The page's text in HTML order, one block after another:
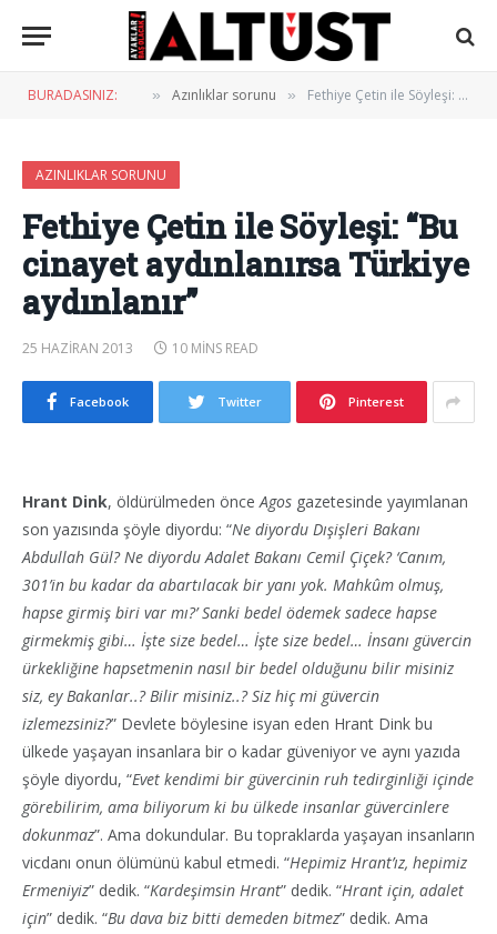
BURADASINIZ: » Azınlıklar sorunu » Fethiye Çetin ile Söyleşi: “Bu cinayet aydınlanırsa Türkiye aydınlanır”
AZINLIKLAR SORUNU
Fethiye Çetin ile Söyleşi: “Bu
cinayet aydınlanırsa Türkiye
aydınlanır”
25 HAZIRAN 2013 10 MINS READ
Facebook Twitter Pinterest
Hrant Dink, öldürülmeden önceAgos gazetesinde yayımlanan
son yazısında şöyle diyordu: “Ne diyordu Dışişleri Bakanı
Abdullah Gül? Ne diyordu Adalet Bakanı Cemil Çiçek? ‘Canım,
301’in bu kadar da abartılacak bir yanı yok. Mahkûm olmuş,
hapse girmiş biri var mı?’ Sanki bedel ödemek sadece hapse
girmekmiş gibi… İşte size bedel… İşte size bedel… İnsanı güvercin
ürkekliğine hapsetmenin nasıl bir bedel olduğunu bilir misiniz
siz, ey Bakanlar..? Bilir misiniz..? Siz hiç mi güvercin
izlemezsiniz?” Devlete böylesine isyan eden Hrant Dink bu
ülkede yaşayan insanlara bir o kadar güveniyor ve aynı yazıda
şöyle diyordu, “Evet kendimi bir güvercinin ruh tedirginliği içinde
görebilirim, ama biliyorum ki bu ülkede insanlar güvercinlere
dokunmaz”. Ama dokundular. Bu topraklarda yaşayan insanların
vicdanı onun ölümünü kabul etmedi. “Hepimiz Hrant’ız, hepimiz
Ermeniyiz” dedik. “Kardeşimsin Hrant” dedik. “Hrant için, adalet
için” dedik. “Bu dava biz bitti demeden bitmez” dedik. Ama